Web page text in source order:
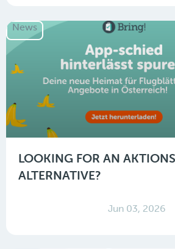
News
LOOKING FOR AN
ALTERNATIVE?
Jun 03, 2026